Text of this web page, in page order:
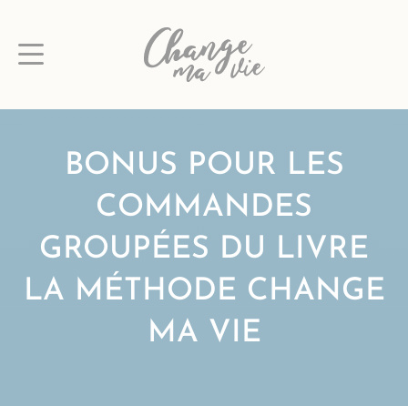
au
BONUS POUR LES
COMMANDES
GROUPÉES DU LIVRE
LA MÉTHODE CHANGE
MA VIE